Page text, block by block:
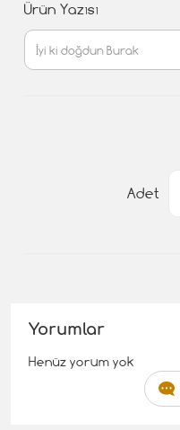
Ürün Yazısı
Adet
Yorumlar
Henüz yorum yok